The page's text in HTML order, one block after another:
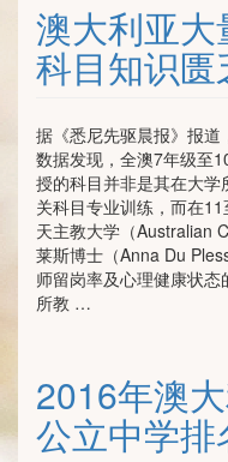
澳大利亚
科目知识匮
据《悉尼先驱晨报》报
数据发现，全澳7年级至
授的科目并非是其在大
关科目专业训练，而在
天主教大学（Australian
莱斯博士（Anna Du
师留岗率及心理健康状
所教 …
2016年澳
公立中学